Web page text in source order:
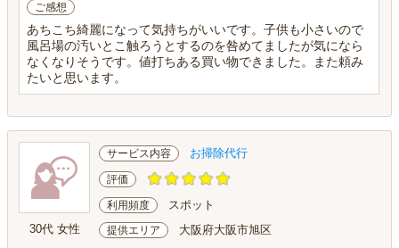
ご感想
あちこち綺麗になって気持ちがいいです。子供も小さいので
風呂場の汚いとこ触ろうとするのを咎めてましたが気になら
なくなりそうです。値打ちある買い物できました。また頼み
たいと思います。
30代 女性
サービス内容 お掃除代行
評価
利用頻度 スポット
提供エリア 大阪府大阪市旭区